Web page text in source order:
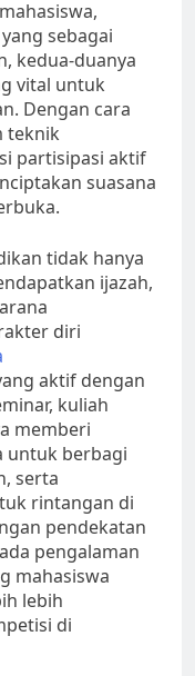
sebagai
kedua-duanya
vital untuk
Dengan cara
teknik
partisipasi aktif
suasana
tidak hanya
ijazah,
diri
aktif dengan
kuliah
memberi
untuk berbagi
serta
rintangan di
pendekatan
pengalaman
mahasiswa
lebih
di